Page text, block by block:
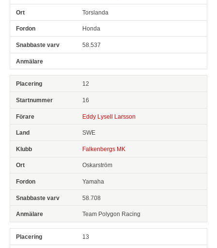
Torslanda
Honda
58.537
12
16
Eddy Lysell Larsson
SWE
Falkenbergs MK
Oskarström
Yamaha
58.708
Team Polygon Racing
13